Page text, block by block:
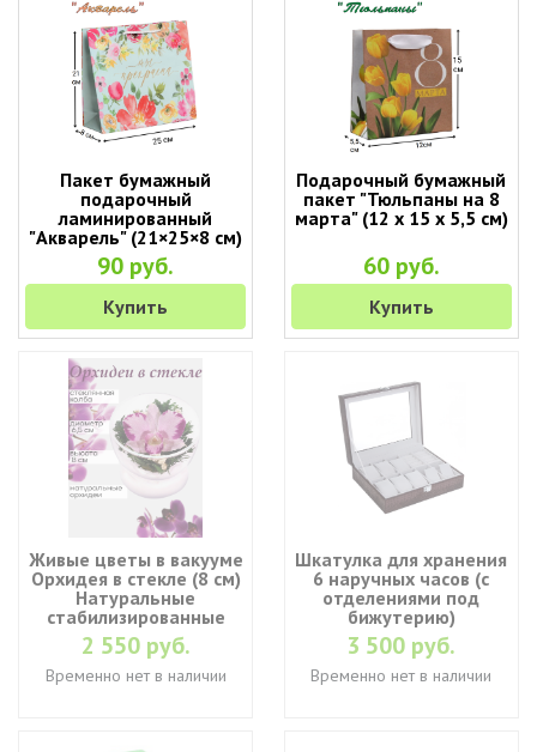
Пакет бумажный
подарочный
ламинированный
"Акварель" (21×25×8 см)
90 руб.
Купить
Подарочный бумажный
пакет "Тюльпаны на 8
марта" (12 х 15 х 5,5 см)
60 руб.
Купить
Живые цветы в вакууме
Орхидея в стекле (8 см)
Натуральные
стабилизированные
цветы в вакууме
2 550 руб.
Временно нет в наличии
Шкатулка для хранения
6 наручных часов (с
отделениями под
бижутерию)
3 500 руб.
Временно нет в наличии